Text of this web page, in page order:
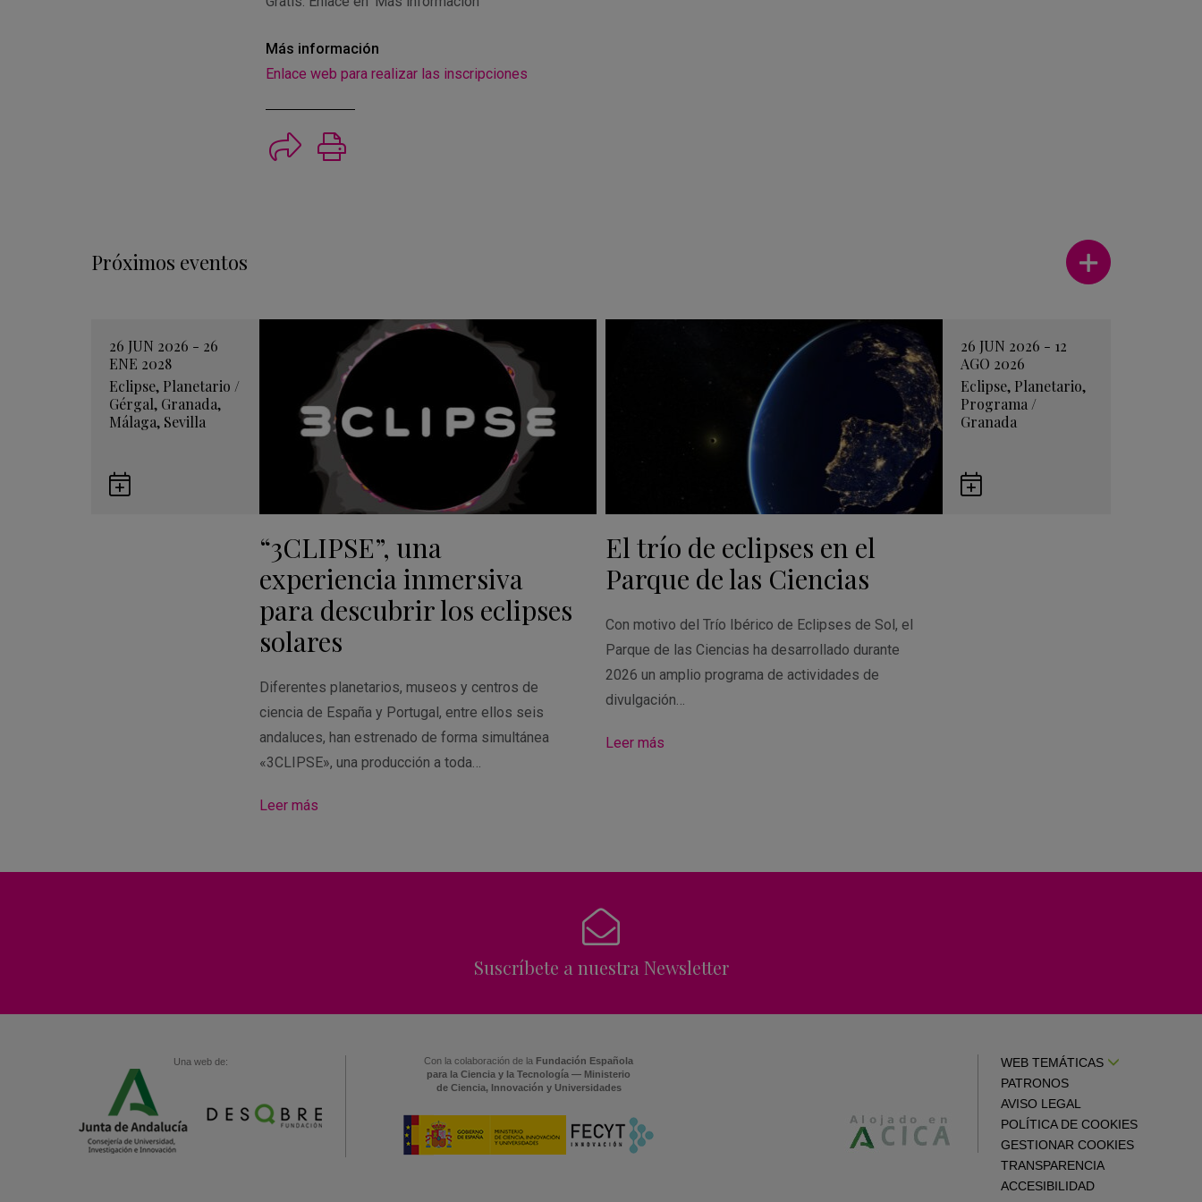
Más información
Enlace web para realizar las inscripciones
Próximos eventos
Ver más
26 JUN 2026 - 26
ENE 2028
Eclipse, Planetario /
Gérgal, Granada,
Málaga, Sevilla
“3CLIPSE”, una
experiencia inmersiva
para descubrir los eclipses
solares
Diferentes planetarios, museos y centros de
ciencia de España y Portugal, entre ellos seis
andaluces, han estrenado de forma simultánea
«3CLIPSE», una producción a toda…
Leer más
26 JUN 2026 - 12
AGO 2026
Eclipse, Planetario,
Programa/
Granada
El trío de eclipses en el
Parque de las Ciencias
Con motivo del Trío Ibérico de Eclipses de Sol, el
Parque de las Ciencias ha desarrollado durante
2026 un amplio programa de actividades de
divulgación…
Leer más
Suscríbete a nuestra Newsletter
Una web de: Con la colaboración de la Fundación Española
para la Ciencia y la Tecnología — Ministerio
de Ciencia, Innovación y Universidades
WEB TEMÁTICAS
PATRONOS
AVISO LEGAL
POLÍTICA DE COOKIES
GESTIONAR COOKIES
TRANSPARENCIA
ACCESIBILIDAD